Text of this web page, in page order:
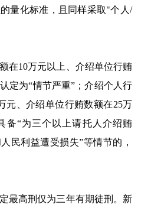
量化标准，且同样采取"个人/
在10万元以上、介绍单位行贿
定为“情节严重”；介绍个人行
元、介绍单位行贿数额在25万
备“为三个以上请托人介绍贿
民利益遭受损失”等情节的，
最高刑仅为三年有期徒刑。新